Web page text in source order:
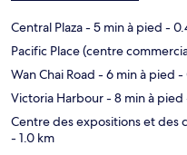
Central Plaza- 5 min à pied -
Pacific Place (centre
Wan Chai Road - 6 min à pied -
Victoria Harbour- 8 min à pied
Centre des expositions et des
- 1.0 km